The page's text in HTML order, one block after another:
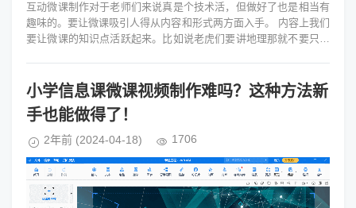
互动微课制作对于老师们来说真是个技术活，但做好了也是相当有
趣味的。要让微课吸引人得从内容和形式两方面入手。 内容上我们
要让微课的知识点活跃起来。比如说老虎们要讲地理那就不要只列
小学信息课微课视频制作难吗？这种方法新
手也能做得了！
2年前 (2024-04-18) 1706